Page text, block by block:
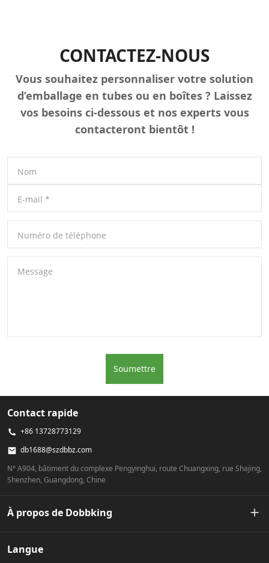
CONTACTEZ-NOUS
Vous souhaitez personnaliser votre solution
d’emballage en tubes ou en boîtes ? Laissez
vos besoins ci-dessous et nos experts vous
contacteront bientôt !
Nom
E-mail *
Numéro de téléphone
Message
Soumettre
Contact rapide
+86 13728773129
db1688@szdbbz.com
N° A904, bâtiment du complexe Pengyinghui, route Chuangxing, rue Shajing,
Shenzhen, Guangdong, Chine
À propos de Dobbking
Notre histoire
Langue